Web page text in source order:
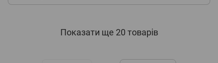
Показати ще 20 товарів